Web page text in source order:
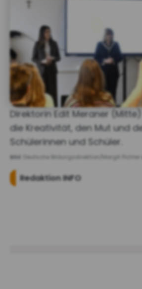
Direktorin Edit Meraner
die Kreativität, den Mut und
Schülerinnen und Schüler.
Bild: Deutsche Bildungsdirektion/Margit Pichler
Redaktion INFO